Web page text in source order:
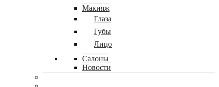
Макияж
Глаза
Губы
Лицо
Салоны
Новости